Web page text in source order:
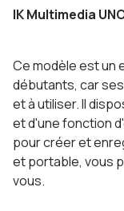
IK Multimedia
Ce modèle est un
débutants, car
et à utiliser. Il
et d'une fonction
pour créer et
et portable, vous
vous.